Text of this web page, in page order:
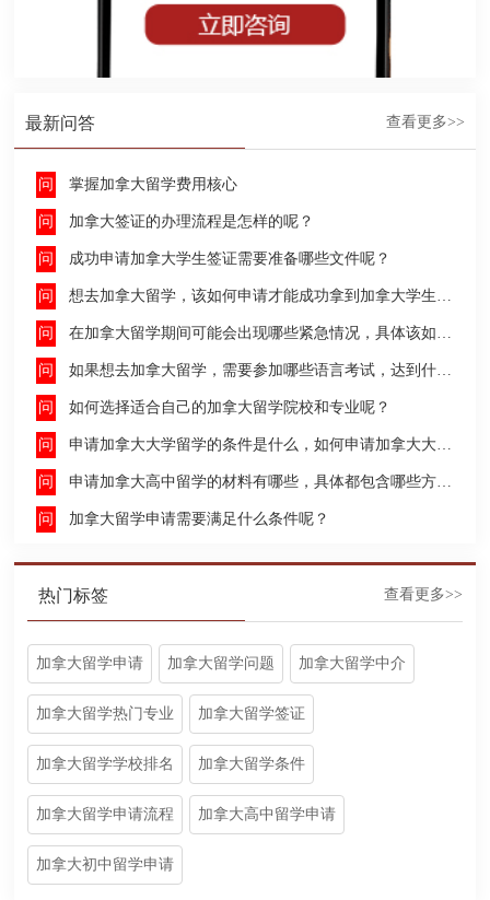
最新问答 查看更多>>
掌握加拿大留学费用核心
加拿大签证的办理流程是怎样的呢？
成功申请加拿大学生签证需要准备哪些文件呢？
想去加拿大留学，该如何申请才能成功拿到加拿大学生签证呢？
在加拿大留学期间可能会出现哪些紧急情况，具体该如何去处理这些紧急情况呢？
如果想去加拿大留学，需要参加哪些语言考试，达到什么水平才能申请呢？
如何选择适合自己的加拿大留学院校和专业呢？
申请加拿大大学留学的条件是什么，如何申请加拿大大学留学，留学的费用及签证申请流程是什么？
申请加拿大高中留学的材料有哪些，具体都包含哪些方面呢？
加拿大留学申请需要满足什么条件呢？
热门标签 查看更多>>
加拿大留学申请 加拿大留学问题 加拿大留学中介
加拿大留学热门专业 加拿大留学签证
加拿大留学学校排名 加拿大留学条件
加拿大留学申请流程 加拿大高中留学申请
加拿大初中留学申请